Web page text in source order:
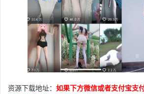
资源下载地址： 如果下方微信或者支付宝支